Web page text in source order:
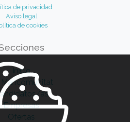
de privacidad
Aviso legal
de cookies
Inicio
as
Empresas
Ofertas